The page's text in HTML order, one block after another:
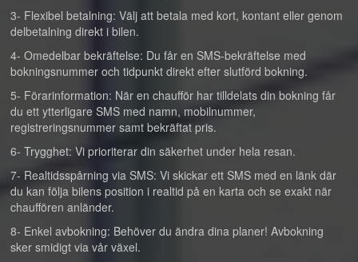
3- Flexibel betalning: Välj att betala med kort, kontant eller genom
delbetalning direkt i bilen.
4- Omedelbar bekräftelse: Du får en SMS-bekräftelse med
bokningsnummer och tidpunkt direkt efter slutförd bokning.
5- Förarinformation: När en chaufför har tilldelats din bokning får
du ett ytterligare SMS med namn, mobilnummer,
registreringsnummer samt bekräftat pris.
6- Trygghet: Vi prioriterar din säkerhet under hela resan.
7- Realtidsspårning via SMS: Vi skickar ett SMS med en länk där
du kan följa bilens position i realtid på en karta och se exakt när
chauffören anländer.
8- Enkel avbokning: Behöver du ändra dina planer! Avbokning
sker smidigt via vår växel.